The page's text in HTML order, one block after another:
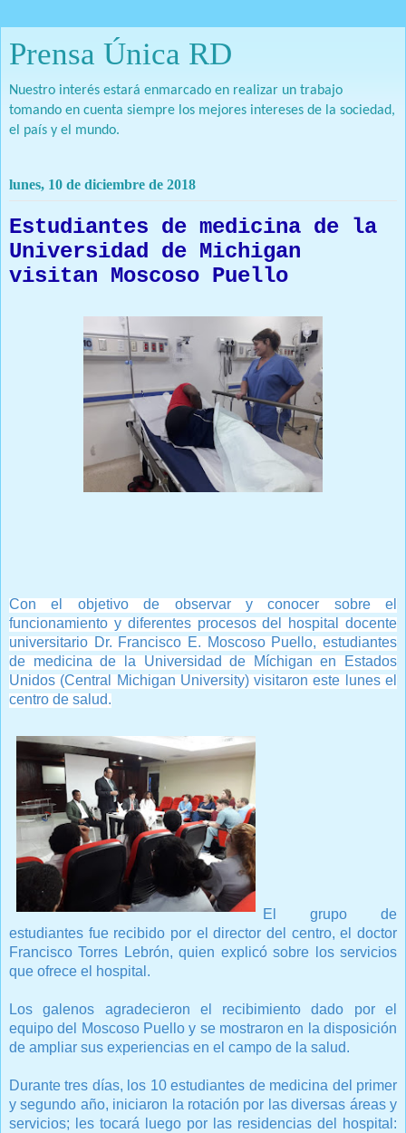
Prensa Única RD
Nuestro interés estará enmarcado en realizar un trabajo
tomando en cuenta siempre los mejores intereses de la sociedad,
el país y el mundo.
lunes, 10 de diciembre de 2018
Estudiantes de medicina de la
Universidad de Michigan
visitan Moscoso Puello
Con el objetivo de observar y conocer sobre el
funcionamiento y diferentes procesos del hospital docente
universitario Dr. Francisco E. Moscoso Puello, estudiantes
de medicina de la Universidad de Míchigan en Estados
Unidos (Central Michigan University) visitaron este lunes el
centro de salud.
El grupo de
estudiantes fue recibido por el director del centro, el doctor
Francisco Torres Lebrón, quien explicó sobre los servicios
que ofrece el hospital.
Los galenos agradecieron el recibimiento dado por el
equipo del Moscoso Puello y se mostraron en la disposición
de ampliar sus experiencias en el campo de la salud.
Durante tres días, los 10 estudiantes de medicina del primer
y segundo año, iniciaron la rotación por las diversas áreas y
servicios; les tocará luego por las residencias del hospital: